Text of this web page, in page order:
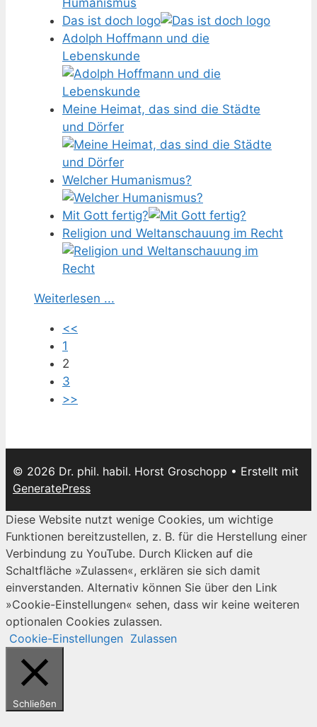
Das ist doch logo
Adolph Hoffmann und die
Lebenskunde
Meine Heimat, das sind die Städte
und Dörfer
Welcher Humanismus?
Mit Gott fertig?
Religion und Weltanschauung im Recht
Weiterlesen ...
<<
1
2
3
>>
© 2026 Dr. phil. habil. Horst Groschopp • Erstellt mit
GeneratePress
Diese Website nutzt wenige Cookies, um wichtige
Funktionen bereitzustellen, z. B. für die Herstellung einer
Verbindung zu YouTube. Durch Klicken auf die
Schaltfläche »Zulassen«, erklären sie sich damit
einverstanden. Alternativ können Sie über den Link
»Cookie-Einstellungen« sehen, dass wir keine weiteren
optionalen Cookies zulassen.
Cookie-Einstellungen Zulassen
Schließen